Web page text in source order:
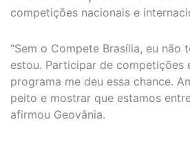
competições nacionais e
“Sem o Compete Brasília, eu não
estou. Participar de competições
programa me deu essa chance.
peito e mostrar que estamos
afirmou Geovânia.